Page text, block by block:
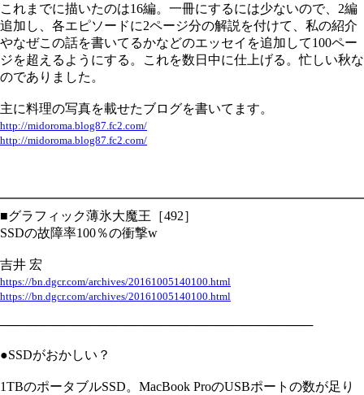
これまでに描いたのは16編。一冊にするには少ないので、2編
追加し、各エピソードに2ページ分の解説を付けて、私の紹介
やなぜこの話を書いてるかなどのエッセイを追加して100ペー
ジを超えるようにする。これを数日中に仕上げる。忙しい秋な
のでありました。
主に料理の写真を載せたブログを書いてます。
http://midoroma.blog87.fc2.com/
http://midoroma.blog87.fc2.com/
■グラフィック薄氷大魔王［492］
SSDの故障率100％の衝撃w
吉井 宏
https://bn.dgcr.com/archives/20161005140100.html
https://bn.dgcr.com/archives/20161005140100.html
───────────────────────────────────
●SSDがおかしい？
1TBのポータブルSSD。MacBook ProのUSBポートの数が足り